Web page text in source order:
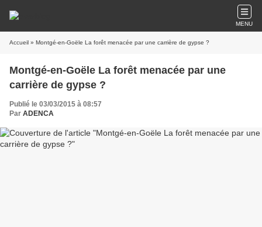
MENU
Accueil » Montgé-en-Goële La forêt menacée par une carrière de gypse ?
Montgé-en-Goële La forêt menacée par une
carrière de gypse ?
Publié le 03/03/2015 à 08:57
Par ADENCA